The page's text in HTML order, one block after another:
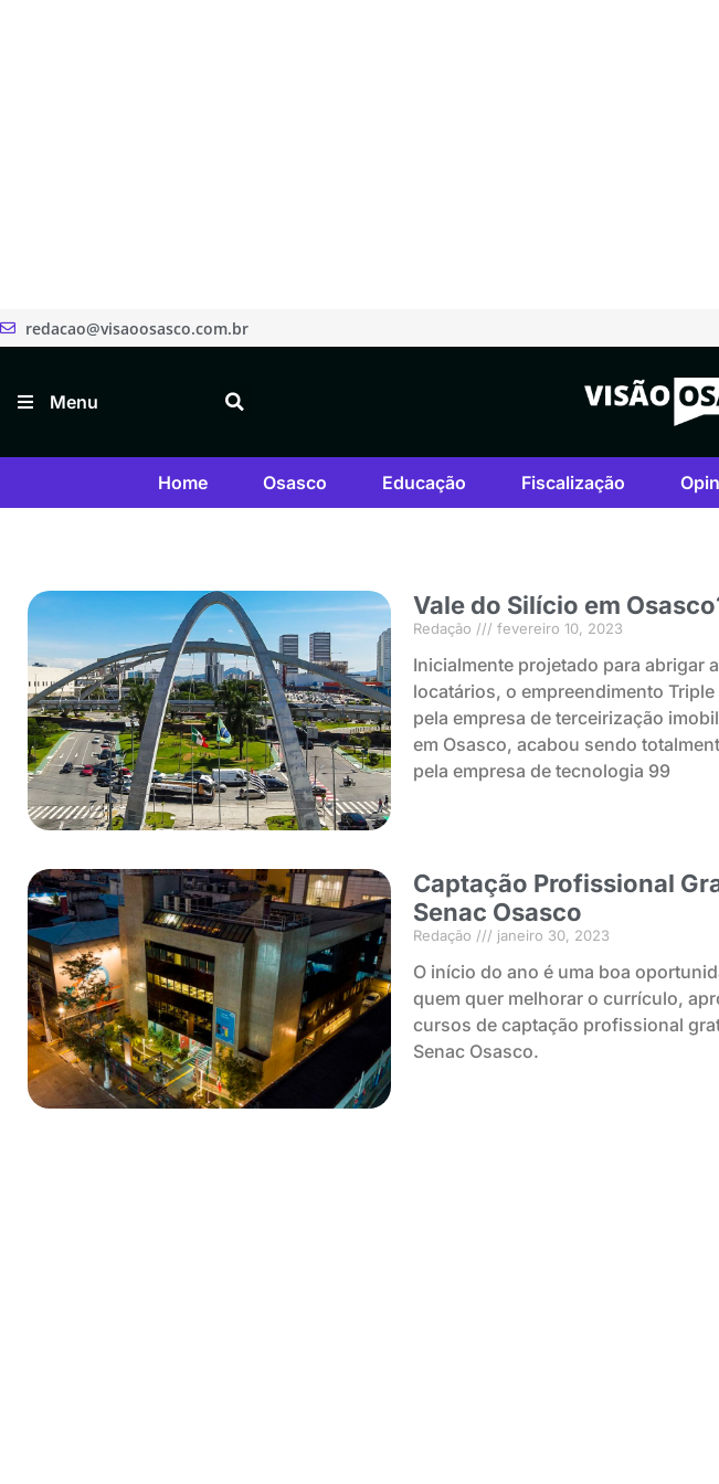
redacao@visaoosasco.com.br
Menu
Home Osasco Educação Fiscalização
Vale do Silício em
Redação fevereiro 10, 2023
Inicialmente projetado para abrigar
locatários, o empreendimento
pela empresa de terceirização
em Osasco, acabou sendo
pela empresa de tecnologia 99
Captação Profissional
Senac Osasco
Redação janeiro 30, 2023
O início do ano é uma boa
quem quer melhorar o currículo,
cursos de captação profissional
Senac Osasco.